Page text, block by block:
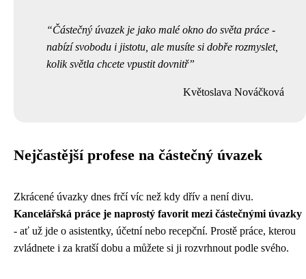
Částečný úvazek je jako malé okno do světa práce -
nabízí svobodu i jistotu, ale musíte si dobře rozmyslet,
kolik světla chcete vpustit dovnitř
Květoslava Nováčková
Nejčastější profese na částečný úvazek
Zkrácené úvazky dnes frčí víc než kdy dřív a není divu.
Kancelářská práce je naprostý favorit mezi částečnými úvazky
- ať už jde o asistentky, účetní nebo recepční. Prostě práce, kterou
zvládnete i za kratší dobu a můžete si ji rozvrhnout podle svého.